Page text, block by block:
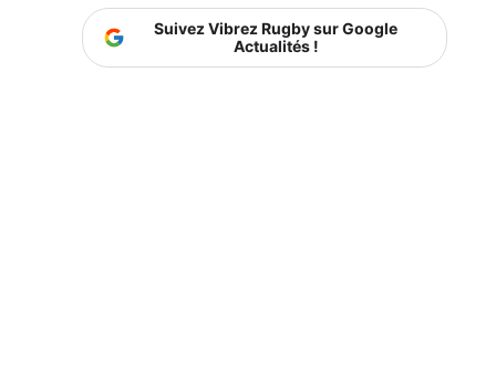
Suivez Vibrez Rugby sur Google
Actualités !